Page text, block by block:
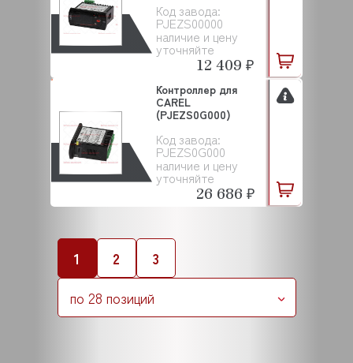
Код завода:
PJEZS00000
наличие и цену
уточняйте
12 409 ₽
Код завода:
PJEZS0G000
наличие и цену
уточняйте
Контроллер для
CAREL
(PJEZS0G000)
26 686 ₽
1 2
3
по 28 позиций